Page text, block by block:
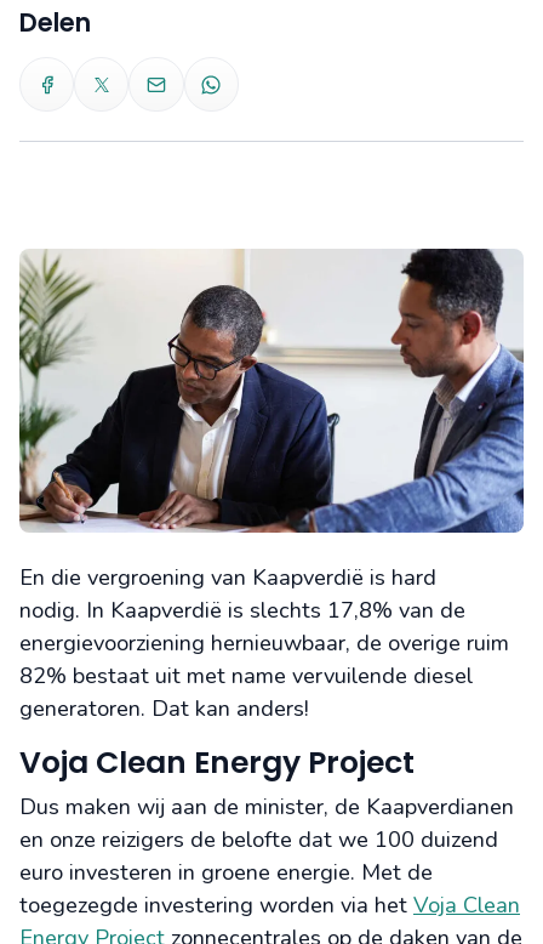
Delen
En die vergroening van Kaapverdië is hard
nodig. In Kaapverdië is slechts 17,8% van de
energievoorziening hernieuwbaar, de overige ruim
82% bestaat uit met name vervuilende diesel
generatoren. Dat kan anders!
Voja Clean Energy Project
Dus maken wij aan de minister, de Kaapverdianen
en onze reizigers de belofte dat we 100 duizend
euro investeren in groene energie. Met de
toegezegde investering worden via het Voja Clean
Energy Project zonnecentrales op de daken van de